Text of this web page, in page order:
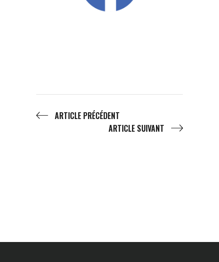
ARTICLE PRÉCÉDENT
ARTICLE SUIVANT